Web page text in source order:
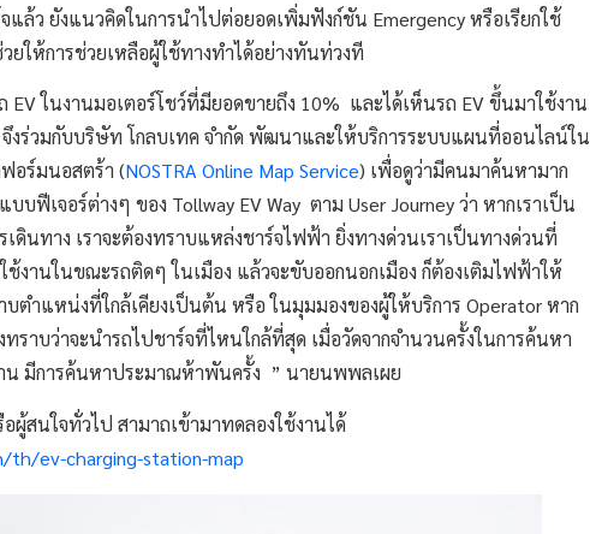
ล้ว ยังแนวคิดในการนำไปต่อยอดเพิ่มฟังก์ชัน Emergency หรือเรียกใช้
ยให้การช่วยเหลือผู้ใช้ทางทำได้อย่างทันท่วงที
EV ในงานมอเตอร์โชว์ที่มียอดขายถึง 10% และได้เห็นรถ EV ขึ้นมาใช้งาน
งร่วมกับบริษัท โกลบเทค จำกัด พัฒนาและให้บริการระบบแผนที่ออนไลน์ใน
อร์มนอสตร้า (NOSTRA Online Map Service) เพื่อดูว่ามีคนมาค้นหามาก
ฟีเจอร์ต่างๆ ของ Tollway EV Way ตาม User Journey ว่า หากเราเป็น
ดินทาง เราจะต้องทราบแหล่งชาร์จไฟฟ้า ยิ่งทางด่วนเราเป็นทางด่วนที่
ใช้งานในขณะรถติดๆ ในเมือง แล้วจะขับออกนอกเมือง ก็ต้องเติมไฟฟ้าให้
บตำแหน่งที่ใกล้เคียงเป็นต้น หรือ ในมุมมองของผู้ให้บริการ Operator หาก
ทราบว่าจะนำรถไปชาร์จที่ไหนใกล้ที่สุด เมื่อวัดจากจำนวนครั้งในการค้นหา
น มีการค้นหาประมาณห้าพันครั้ง ” นายนพพลเผย
ผู้สนใจทั่วไป สามาถเข้ามาทดลองใช้งานได้
ev-charging-station-map